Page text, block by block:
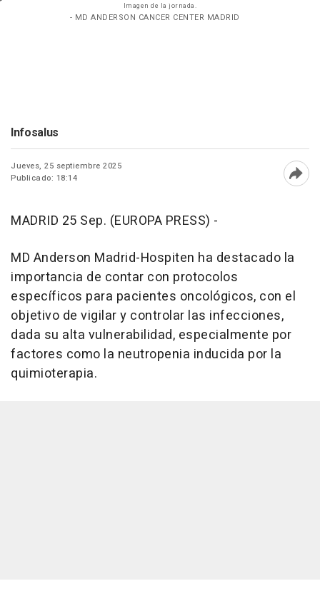
Imagen de la jornada.
- MD ANDERSON CANCER CENTER MADRID
Infosalus
Jueves, 25 septiembre 2025
Publicado: 18:14
MADRID 25 Sep. (EUROPA PRESS) -
MD Anderson Madrid-Hospiten ha destacado la
importancia de contar con protocolos
específicos para pacientes oncológicos, con el
objetivo de vigilar y controlar las infecciones,
dada su alta vulnerabilidad, especialmente por
factores como la neutropenia inducida por la
quimioterapia.